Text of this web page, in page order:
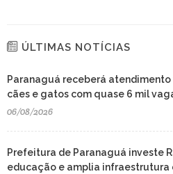
ÚLTIMAS NOTÍCIAS
Paranaguá receberá
cães e gatos com quase 6 mil
06/08/2026
Prefeitura de Paranaguá investe
educação e amplia infraestrutura